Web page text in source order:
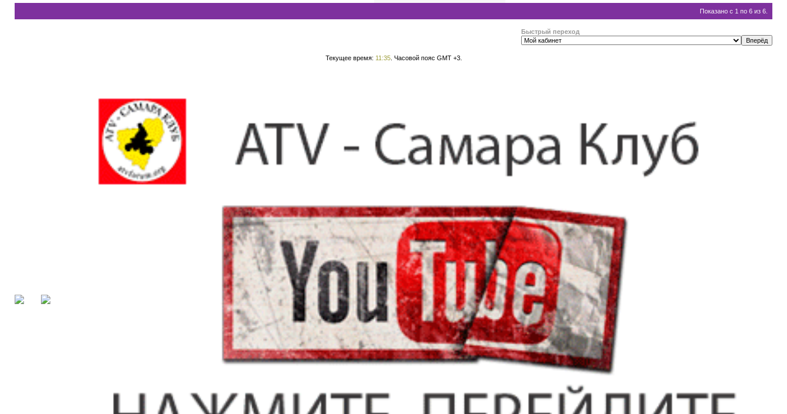
Показано с 1 по 6 из 6.
Быстрый переход
Текущее время: 11:35. Часовой пояс GMT +3.